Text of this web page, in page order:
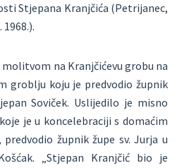
Stjepana Kranjčića (Petrijanec,
1968.).
molitvom na Kranjčićevu grobu na
groblju koju je predvodio župnik
Soviček. Uslijedilo je misno
je u koncelebraciji s domaćim
župnik župe sv. Jurja u
„Stjepan Kranjčić bio je